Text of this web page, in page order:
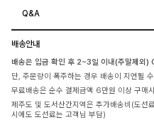
Q&A
배송안내
배송은 입금 확인 후 2~3일 이내(주말제외)
단, 주문량이 폭주하는 경우 배송이 지연될
무료배송은 순수 결제금액 6만원 이상 구매
제주도 및 도서산간지역은 추가배송비(도
시에도 도선료는 고객님 부담)